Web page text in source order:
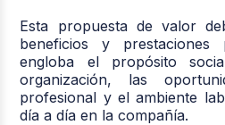
Esta propuesta de valor
beneficios y prestaciones
engloba el propósito
organización, las
profesional y el ambiente
día a día en la compañía.